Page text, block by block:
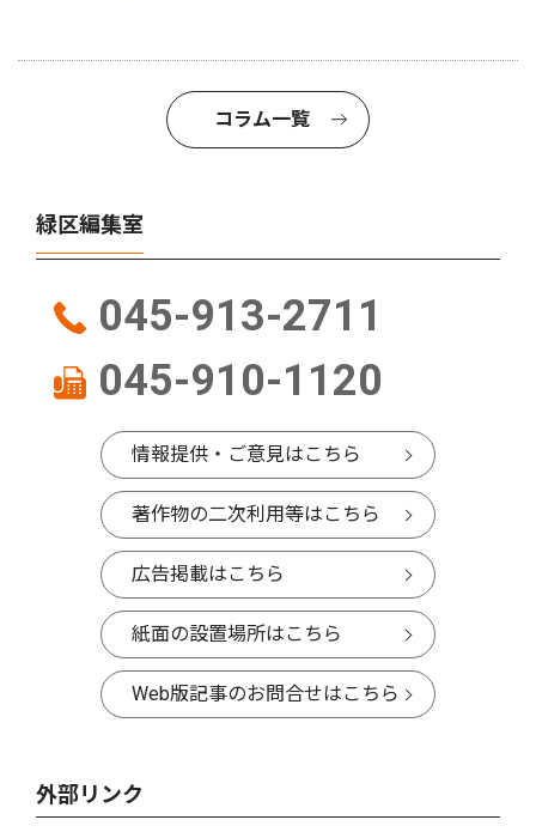
コラム一覧
緑区編集室
045-913-2711
045-910-1120
情報提供・ご意見はこちら
著作物の二次利用等はこちら
広告掲載はこちら
紙面の設置場所はこちら
Web版記事のお問合せはこちら
外部リンク